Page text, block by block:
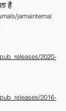
है
jamainternal
2020-
2016-